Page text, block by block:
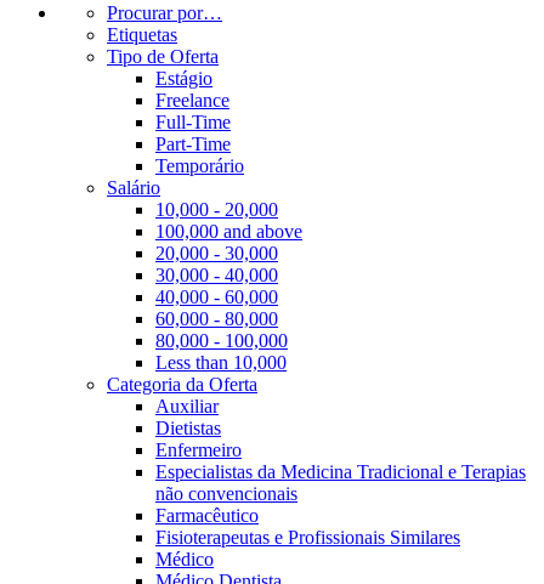
Procurar por…
Etiquetas
Tipo de Oferta
Estágio
Freelance
Full-Time
Part-Time
Temporário
Salário
10,000 - 20,000
100,000 and above
20,000 - 30,000
30,000 - 40,000
40,000 - 60,000
60,000 - 80,000
80,000 - 100,000
Less than 10,000
Categoria da Oferta
Auxiliar
Dietistas
Enfermeiro
Especialistas da Medicina Tradicional e Terapias
não convencionais
Farmacêutico
Fisioterapeutas e Profissionais Similares
Médico